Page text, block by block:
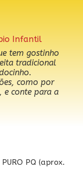
Infantil
tem gostinho
tradicional
como por
e conte para a
PQ (aprox.